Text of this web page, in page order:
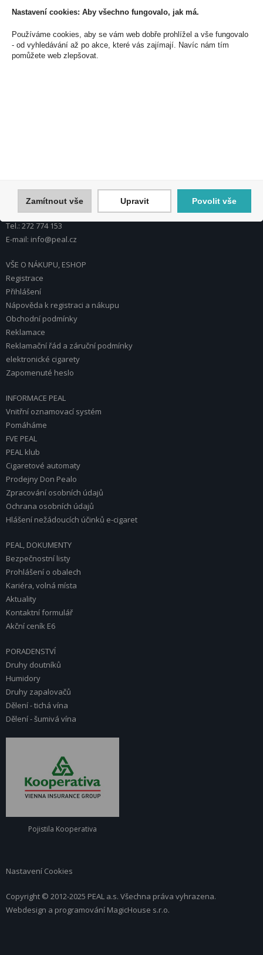
Jednoduše se přihlaste k odběru novinek a využijte
exkluzivních výhod!
Česká republika
Tel.: 272 774 153
E-mail: info@peal.cz
VŠE O NÁKUPU, ESHOP
Registrace
Přihlášení
Nápověda k registraci a nákupu
Obchodní podmínky
Reklamace
Reklamační řád a záruční podmínky
elektronické cigarety
Zapomenuté heslo
INFORMACE PEAL
Vnitřní oznamovací systém
Pomáháme
FVE PEAL
PEAL klub
Cigaretové automaty
Prodejny Don Pealo
Zpracování osobních údajů
Ochrana osobních údajů
Hlášení nežádoucích účinků e-cigaret
PEAL, DOKUMENTY
Bezpečnostní listy
Prohlášení o obalech
Kariéra, volná místa
Aktuality
Kontaktní formulář
Akční ceník E6
PORADENSTVÍ
Druhy doutníků
Humidory
Druhy zapalovačů
Dělení - tichá vína
Dělení - šumivá vína
Pojistila Kooperativa
Nastavení Cookies
Copyright © 2012-2025 PEAL a.s. Všechna práva vyhrazena.
Webdesign a programování MagicHouse s.r.o.
Nastavení cookies: Aby všechno fungovalo, jak má.
Používáme cookies, aby se vám web dobře prohlížel a vše fungovalo
- od vyhledávání až po akce, které vás zajímají. Navíc nám tím
pomůžete web zlepšovat.
Zamítnout vše Upravit Povolit vše